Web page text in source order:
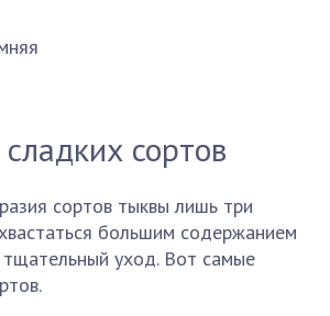
сортов
сортов тыквы лишь три
большим содержанием
уход. Вот самые